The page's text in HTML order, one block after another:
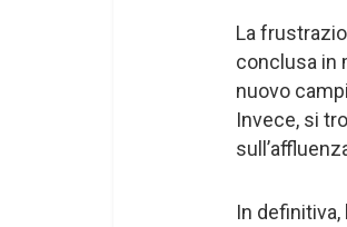
La
conclusa in
nuovo
Invece, si
In